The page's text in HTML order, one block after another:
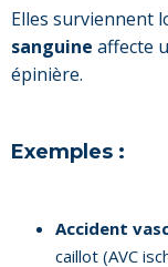
Elles surviennent
sanguine affecte
épinière.
Exemples :
Accident
caillot (AVC